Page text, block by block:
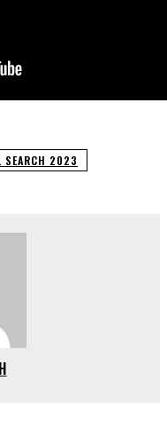
SEARCH 2023